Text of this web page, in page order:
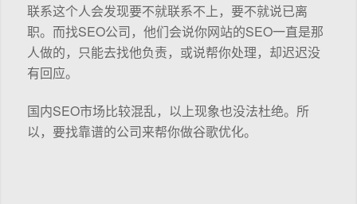
联系这个人会发现要不就联系不上，要不就说已离
职。而找SEO公司，他们会说你网站的SEO一直是那
人做的，只能去找他负责，或说帮你处理，却迟迟没
有回应。
国内SEO市场比较混乱，以上现象也没法杜绝。所
以，要找靠谱的公司来帮你做谷歌优化。